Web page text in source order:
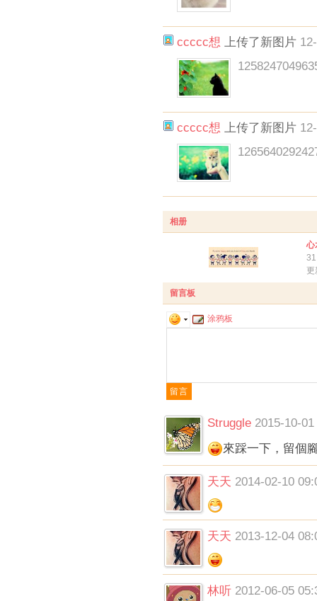
ccccc想 上传了新图片
ccccc想 上传了新图片
相册
心
更
留言板
涂鸦板
Struggle 2015-10-
來踩一下，留個
天天 2014-02-10
天天 2013-12-04
林听 2012-06-05